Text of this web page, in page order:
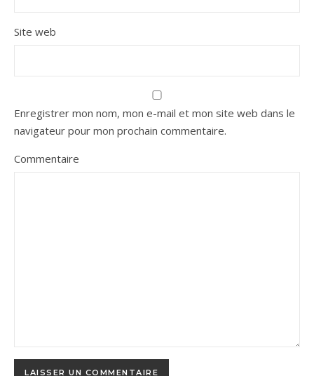
Site web
Enregistrer mon nom, mon e-mail et mon site web dans le
navigateur pour mon prochain commentaire.
Commentaire